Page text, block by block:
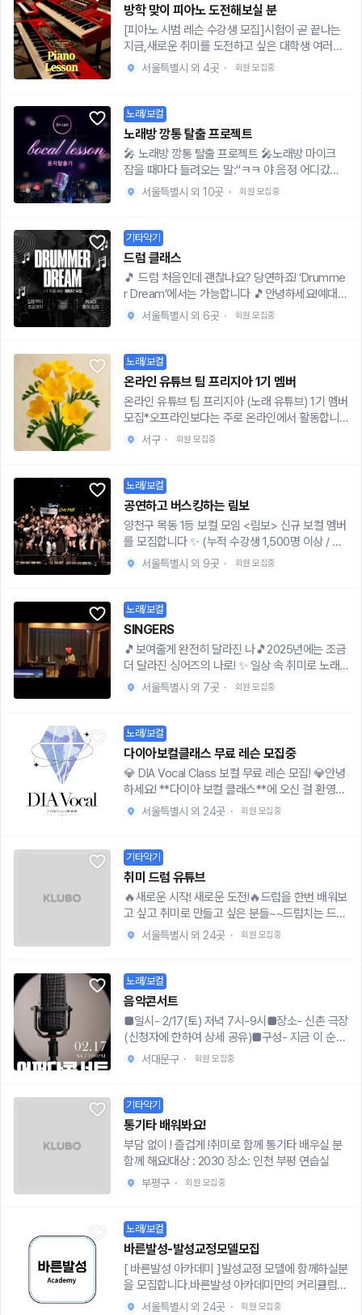
완성 및 A'파트 악보 숙지6주 차 : 아티큘레이션을
활용하여 곡에 입체감 주기※커리큘럼은 수강생의
수준에 따라 다음 내용들을 적절히 섞어 진행합니
다.- 악보 읽는 법 (음표, 박자, 계이름, 조표 등 기
초 용어)- 올바른 손 모양과 손목 릴렉스- 양손 리
코칭- 아티큘레이션(레가토, 스타카토, 셈여림 등)
을 활용해서 곡에 입체감 주기- 구간 쪼개기, 메트
로놈을 이용한 체계적인 연습법🔲 비용- 비용을
받는게 클래스 진행 취지에 어긋나므로 레슨비는
000)만 받고 있습니다.🔲 장소레슨은 신도림 또는
입니다.🔲 지원 방법지원은 아래 구글폼으로 받습
니다!구글폼 링크) https://forms.gle/PZnhqjhP
GyhVmBYS7🔲 문의https://open.kakao.co
m/o/sSJ8FpAh🙋‍♀️Q&A🙋‍♂️Q1. 몇살부터 몇살까
지 수강 가능한가요?A : 20~26세 분들 대상으로
진행 중입니다!Q2. 6주만에 곡 완성이 가능한건가
다. 추가 과제까지 열정을 가지고 해오신다면 만족
스러운 결과가 있을 것입니다!
료인 만큼 레슨 경험이 처음이신 분들이나 경제적
으로 어려우신 분들 먼저 받는다는 점 참고 부탁드
리겠습니다 :)▪️커리큘럼레슨은 총 6회차로 진행됩
니다.🎤 1회차• 레벨 테스트 (개인별 발성 진단)🎤
차• 고음 및 저음 트레이닝🎤 5회차• 독창적 음색
찾기🎤 6회차• 퍼블릭 보이스 레슨▪️레슨비레슨비
는 따로 받고 있지 않으며, 연습실 대관비만 1/N 형
식으로 나눠서 정산할 예정입니다.▪️인스타http
s://www.instagram.com/_vocal_training/prof
ilecard/?igsh=OXpvcnVtOWw3YTN0▪️지원
내로 연락드리겠습니다 :)구글폼 링크: https://for
ms.gle/32t9UWz9J5robUoF6- 문의는 오픈채
팅 링크로 언제든 부탁드립니다!🎙️보컬 단기 레슨
수강생 모집https://open.kakao.com/o/s5UJa
접, 스피치 등을 위한 퍼블릭 보이스 만들기에도 유
에나 쓰일 수 있는 발성은 한번 배우시면 꾸준히 어
디든 사용하실 수 있어요 :) 많은 관심 부탁드려요!
한 재학생/휴학생• 음악에 대한 열정이 있으신 분•
2주-1달 1회 필수 참여 가능하신 분• 기초적인 악
보 독해가 가능하신 분• 함께 합주하며 추억을 쌓
고싶은 분🎵 모집세션• 보컬 (성별 무관)• 기타•
베이스• 드럼• 키보드(모든 세션 환영!!)📅 모집일
(2차) 순으로 진행💰 회비• 별도의 가입비는 없음•
합주실 대여비: 투명하게 N분의 1 균등 부담📝 지
원방법• 구글폼 작성: https://forms.gle/kzrgoh
NkPqPYHK2g8• 인스타그램: https://www.inst
agram.com/band_soundlog?igsh=OXdqeTh
keXplc3h6&utm_source=qr⚠️ 주의사항• 종
업체에 속해있지 않습니다많은 관심과 지원 부탁
드립니다! 🙌
간: 4주에 걸쳐 한곡을 완성해보아요 :)•형태: 1:1레
슨 또는 2~3인 소규모 레슨•모집: 서울권 대학생
들•활동 장소: 홍대, 합정 (신청자에 따라 변동 있
음!)•비용: 회당 5000원~10000원🎵강사소개🎵
•이대 건반악기과•초등학생 피아노 과외 2년•동
차- 오른손 멜로디 마스터하기 & 왼손 악보읽기3
주차- 왼손 마스터하기 & 양손 연결하기4주차- 곡
완성하기짧더라도 한곡 완성이 목표😊정말 아무
것도 할줄 몰라요 하는 분들, 한손 치기밖에 못해요
☺️🎵신청서 작성하러 가기🎵https://naver.me/
방학 맞이 피아노 도전해보실 분
[피아노 시범 레슨 수강생 모집]시험이 곧 끝나는
지금,새로운 취미를 도전하고 싶은 대학생 여러분
을 위한 한 달간의 피아노 무료 시범 레슨 프로그램
주 1회) • 형태: 1:1 또는 2~3인 소규모 그룹 레슨 •
대상: 서울 지역 대학생 (입문자 및 기초 수준) • 장
소: 서울 홍대, 신촌, 합정 (정확한 위치는 신청자에
한해 안내) • 참가비용: 레슨실 (시범 운영 기간 한
정)■ 강사 소개 • y대 피아노 전공 졸업 • 피아노
개인 레슨 및 취미반 지도 경력 5년 이상 • 현재 성
합니다■ 커리큘럼 안내 (한 곡 완성을 목표로 진
행)1주차 – 수업 방향 설정, 희망 곡 정하기, 기본
자세 및 악보 읽기2주차 – 절반 연습(양손), 리듬
이해 및 코드 익히기3주차 – 전체 연결, 표현 다듬
*수업 곡은 수강생과 상의하여 선정하며, 난이도는
능 + 편곡 제공)입문자도 부담 없이 시작할 수 있
는감성적이고 인기 있는 곡들로 구성했습니다.
서울특별시 외 4곳 · 회원 모집중
노래/보컬
노래방 깡통 탈출 프로젝트
🎤 노래방 깡통 탈출 프로젝트 🎤노래방 마이크
잡을 때마다 들려오는 말:"ㅋㅋ 야 음정 어디갔
냐?""박자 고장났냐?""살려줘 제발..."이제, 우리
전까지는 음치 박치에서 교정을 받고 이제는 보컬
을 전문으로 레슨을 진행하고 있습니다 진짜로 노
래방에서 매일 굴욕을 이겨내기 위한 분들을 위해
만들었습니다. ✅ 5회차 커리큘럼:1) OT 기초 발
성법(노래테스트+복식호흡)2) 음정/박자 교정 기
본 레슨3) 매주 1곡 마스터하기 (난이도에 맞게)4)
무 먼 거리는 진행되지 않을 수 있습니다.💰 래슨
비주 1회 시간당 1만원/총 5만원 -당일 취소시 환
불 불가-레슨 후기글 작성해주시면 추가 레슨 1시
간 있습니다!📬 참여 방법👉 참가 신청서 작성하
레슨 관련하여 궁금한 사항은 아래 문의 오픈 톡으
0UrayEh
서울특별시 외 10곳 · 회원 모집중
기타악기
드럼 클래스
🎵 드럼 처음인데 괜찮나요? 당연하죠! ‘Drumme
r Dream’에서는 가능합니다 🎵안녕하세요!예대
실용음악과 드럼 전공 졸업, 현재 밴드 드러머이자
서, 처음 도전하는 분들을 위해 드럼 레슨 체험단을
모집합니다!✨ 왜 무료로 해주시나요?가격 때문에,
용기 내지 못했던 분들을 위해 준비했습니다. 드럼
을 시작할 기회를 누구에게나 열어두고 싶고 본인
이 정말 좋아할 수 있는 악기인지, 부담 없이 확인
해보셨으면 해서 체험단을 진행하게 되었습니다.
이던 분✔️ 스트레스를 해소하고 싶으신 분✔️ 취미
를 만들고 싶은 분✔️ 드럼이 나한테 맞을지 체험해
보고 싶은 분✨ 커리큘럼1회차 : 스틱 잡는 법 + 기
본 자세2회차 : 4/8비트 리듬 배우기3회차 : 4/8비
트 필인 배우기4회차 : 배우고 싶은 곡 직접 연습
시작!*개인 실력과 속도에 따라 유동적으로 조정
업• 한국음악치료학회 음악치료사 자격증 보유•
발달장애 아동·청소년 음악치료 다수 진행• 인디
밴드 및 공연팀 드러머로 활동 중✨ 레슨 정보• 장
소 : 홍대/합정 인근 드럼 연습실• 1~4회차까지 무
료!🔗 지금 신청하기https://forms.gle/ARErzXk
xvYkxZzTw6🚨 주의사항✔️ 진심으로 드럼을 배
선착순 소수 인원만 진행됩니다.
서울특별시 외 6곳 · 회원 모집중
노래/보컬
온라인 유튜브 팀 프리지아 1기 멤버
온라인 유튜브 팀 프리지아 (노래 유튜브) 1기 멤버
모집*오프라인보다는 주로 온라인에서 활동합니
다!![참여 조건]-실력, 경력 무관 (단순 취미로 하는
팀)-나이 : 05년생~09년생 (21살~17살) /성별 무
팀 프리지아 채널/ 카톡 오픈 채팅: 팀 프리지아 1
기 부서(미션 + 과제물 공유방 *소통해도 됨)http
s://open.kakao.com/o/gXgsEAwh (카톡 오픈
채팅방 링크)* 주로 일주일 1~2번 영상 업로드/무
페이 / 멤버들과 유튜브 활동[부서 소개및 안내]보
컬부 4명(방장 포함 5명) / 랩 1명 / 편집부 2명 /
노래 중에 한 곡을 투표로 선정*가능하면 랩 파트
포함된 곡-마이크나 녹음 어플 필수[랩] - 1명-모
든 랩 파트 담당-보컬부와 동일하게 노래 추천/마
이크나 녹음 어플 필수[편집부] -총 2명- 각자 작
튜브 영상 주로 편집-제작한 일러스트+노래 녹음
에 올릴 수 있는 편집 어플[썸네일&디자인 부]-총
3명*서로 의논해서 제작 가능-유튜브 베너 작업-
보컬 랩 멤버들 캐릭터 제작-썸네일 & 영상에 넣을
일러스트 제작- 본인이 사용하고 있는 그림 어플
가능[믹싱 ] - 1명-보컬&랩 멤버들이 녹음한 노래
+mr을 조합해 제작-믹싱 가능한 프로그램 필수
서구 · 회원 모집중
노래/보컬
공연하고 버스킹하는 림보
양천구 목동 1등 보컬 모임 <림보> 신규 보컬 멤버
를 모집합니다 ✨ (누적 수강생 1,500명 이상 / 현
수강생 60여명) 🎤 1:1 개인레슨 / 전문 녹음장비
진행 🔥림보 수강생이라면 참여 가능한 프로그램
1. 야외버스킹 : 매달 2-3회 진행 2. 오픈마이크 :
매월 말 우리들의 공연장에서 노래 발표 ( 순위권
에 든 분께눈 레슨비 할인권 증정!) 3. 정기공연 :
전공생, 가수들이 오르는 무대에서 공연 + 세션팀
과 함께 라이브 합주 4. 커버영상제작 이 외 여러
서울특별시 외 9곳 · 회원 모집중
노래/보컬
SINGERS
🎵보여줄게 완전히 달라진 나🎵2025년에는 조금
더 달라진 싱어즈의 나로! ✨ 일상 속 취미로 노래
부르면서 스트레스 풀고싶은 분 ✨ 기본적인 발성
가 배워보고싶다-아이돌을 보면서 꿈한번 키워봤
다-자신감을 얻고싶다 -약속시간 잘 지킨다 저는
지나가는 실용음악 보컬전공생으로 연말을 맞이하
여 이제 저도 가볍고 재밌게 레슨하고 싶어욧 ! •••
💌궁금한 것 있으면 쪽지 주세용💌
서울특별시 외 7곳 · 회원 모집중
노래/보컬
다이아보컬클래스 무료 레슨 모집중
💎 DIA Vocal Class 보컬 무료 레슨 모집! 💎안녕
하세요! **다이아 보컬 클래스**에 오신 걸 환영합
니다.저는 보컬 트레이너 예찬입니다. 다양한 보컬
지원해 주셨으면 좋겠어요!### 🎤 이런 분들께 추
천해요- 노래가 고민이신 분들- 기초 발성을 탄탄
히 하고 싶은 분들- 가수처럼 멋지게 노래하고 싶
은 분들### 🎤 레슨 정보- 주 1~3회 진행- 장소:
홍대, 신림 부근 연습실- 특징: 누구나 참여 가능#
## 🎤 특별 혜택저희 학원 홍보 차원에서 **무료
게요!### 🎤 신청 방법- 신청해 주시면, 카카오톡
1:1 채팅방에서 레슨 일정과 장소를 조율할 예정입
니다.- 문의 및 신청: [카카오톡 채팅방 링크]http
s://open.kakao.com/o/sgieEYEg노래에 대한
열정만 있다면, 지금 바로 신청하세요! 여러분의 멋
진 보컬 실력을 다이아몬드처럼 빛나게 만들어 드
서울특별시 외 24곳 · 회원 모집중
기타악기
취미 드럼 유튜브
🔥새로운 시작! 새로운 도전!🔥드럼을 한번 배워보
고 싶고 취미로 만들고 싶은 분들~~드럼치는 드럼
썜입니다.드럼 레슨책을 내려고 준비하고 있고 책
슨을 진행할 예정이며 한달 ~ 두달정도 생각중에
있습니다😆레슨비는 “2만원(연습실비 + 레슨비)"
으로 하려고 합니다!큰 금액은 아니여서 부담은 없
으실겁니다!참여하신 분들 한해서 책이 나올경우
"1권" 드릴 예정이며 연장해서 더 배울수 있는 기
회를 드리려고 합니다😀그리고 기간이 끝나면 연
니다😀너무 바빠서 배우다가 중간에 그만 두시게
되면 지장이 가기 때문에 끝까지 참여가 가능하시
고 여유가 있는 분이면 너무 좋을거 같습니다!정말
재미있게 알려드릴수 있고 흥미를 드릴수 있고 내
할수 있답니다~~🔥🔥지원대상 1) 시간적으로 여
장/취준생/학생 등등3) 남녀평등 아무나 가능4) 거
리가 멀지 않는 분으로 지원 부탁드려요🔥비용1)
회당 2만원(연습실비 + 레슨비)2) 레슨장소 : 영등
포구청 , 오목교, 당산, 서울대입구 등등🔥목적1)
스트레스 겁나게 풀고 싶은 사람2) 취미활동 하고
싶은사람3) 드럼배우고 싶은 사람🔥경력 - 찬양팀
서울특별시 외 24곳 · 회원 모집중
노래/보컬
음악콘서트
■일시- 2/17(토) 저녁 7시-9시■장소- 신촌 극장
(신청자에 한하여 상세 공유)■구성- 지금 이 순간
시간에 기대어 꿈꾸지 않으며 이룰 수 없는 꿈- 누
구나 꿈꾸고 이룰 수 있는 희망을 다루는 공연■비
히 살아보려고 했지만,어느새 1달이 지나버렸나
요?다시 용기를 내서 꿈을 찾고 싶은 사람들을 위
해 특별히 기획한 콘서트에 초대합니다!작년말 공
연 이후 앵콜로 다시한번 더 업그레이드 되어 여러
분들을 찾아갑니다.
서대문구 · 회원 모집중
기타악기
통기타 배워봐요!
부담 없이 ! 즐겁게 !취미로 함께 통기타 배우실 분
함께 해요!대상 : 2030 장소: 인천 부평 연습실
부평구 · 회원 모집중
노래/보컬
바른발성-발성교정모델모집
[ 바른발성 아카데미 ]발성교정 모델에 함께하실분
을 모집합니다.바른발성 아카데미만의 커리큘럼으
로 진행할 예정이오니 많은 참여 바랍니다.▪️필수
서울특별시 외 24곳 · 회원 모집중